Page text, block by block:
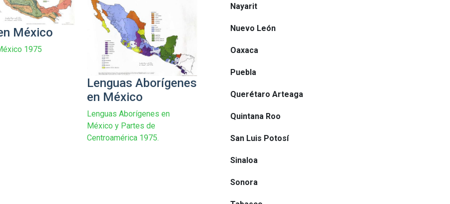
México
1975
Lenguas Aborígenes
en México
Lenguas Aborígenes en
México y Partes de
Centroamérica 1975.
Nayarit
Nuevo León
Oaxaca
Puebla
Querétaro Arteaga
Quintana Roo
San Luis Potosí
Sinaloa
Sonora